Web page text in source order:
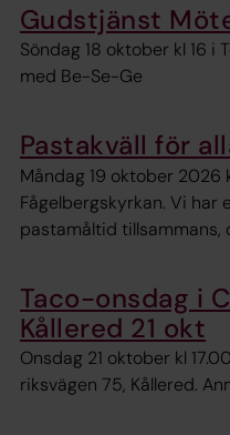
Gudstjänst
Söndag 18 oktober kl 16 i
med Be-Se-Ge
Pastakväll för
Måndag 19 oktober 2026
Fågelbergskyrkan. Vi har
pastamåltid tillsammans,
Taco-onsdag i
Kållered 21 okt
Onsdag 21 oktober kl
riksvägen 75, Kållered.